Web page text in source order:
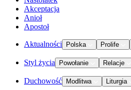
Akceptacja
Anioł
Apostoł
Aktualności Polska Prolife
Styl życia Powołanie Relacje
Duchowość Modlitwa Liturgia